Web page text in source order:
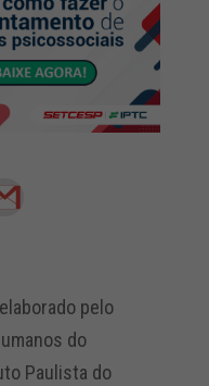
pelo
do
Paulista do